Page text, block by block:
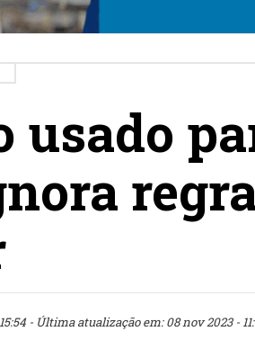
usado
- Última atualização em: 08 nov 2023 -